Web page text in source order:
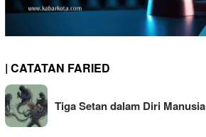
| CATATAN FARIED
Tiga Setan dalam Diri Manusia